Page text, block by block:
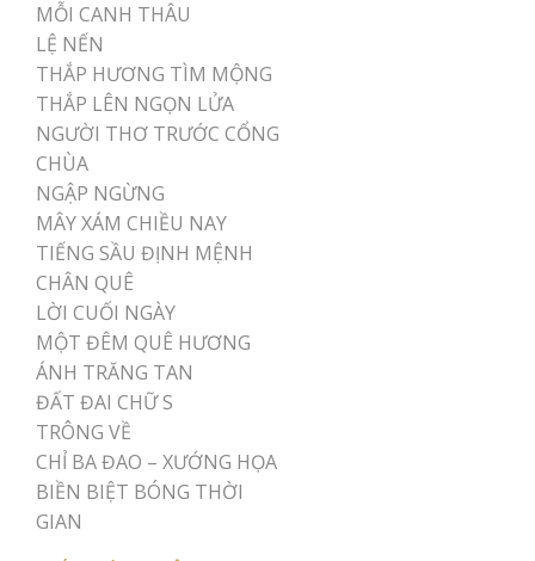
MỖI CANH THÂU
LỆ NẾN
THẮP HƯƠNG TÌM MỘNG
THẮP LÊN NGỌN LỬA
NGƯỜI THƠ TRƯỚC CỔNG
CHÙA
NGẬP NGỪNG
MÂY XÁM CHIỀU NAY
TIẾNG SẦU ĐỊNH MỆNH
CHÂN QUÊ
LỜI CUỐI NGÀY
MỘT ĐÊM QUÊ HƯƠNG
ÁNH TRĂNG TAN
ĐẤT ĐAI CHỮ S
TRÔNG VỀ
CHỈ BA ĐAO – XƯỚNG HỌA
BIỀN BIỆT BÓNG THỜI
GIAN